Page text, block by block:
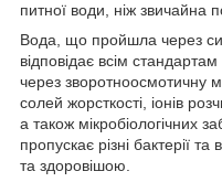
питної води, ніж звичайна
Вода, що пройшла через
відповідає всім
через зворотноосмотичну
солей жорсткості, іонів
а також мікробіологічних
пропускає різні бактерії
та здоровішою.